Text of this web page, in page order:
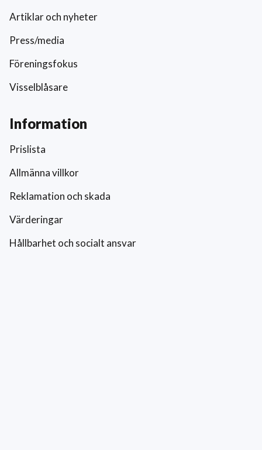
Artiklar och nyheter
Press/media
Föreningsfokus
Visselblåsare
Information
Prislista
Allmänna villkor
Reklamation och skada
Värderingar
Hållbarhet och socialt ansvar